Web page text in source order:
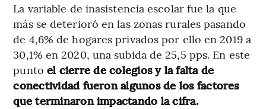
La variable de inasistencia escolar fue la que
más se deterioró en las zonas rurales pasando
de 4,6% de hogares privados por ello en 2019 a
30,1% en 2020, una subida de 25,5 pps. En este
punto el cierre de colegios y la falta de
conectividad fueron algunos de los factores
que terminaron impactando la cifra.